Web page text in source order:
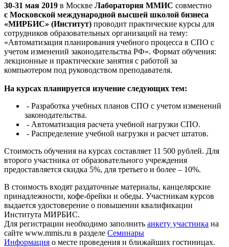
30-31 мая 2019 в Москве Лаборатория ММИС совместно
c Московской международной высшей школой бизнеса
«МИРБИС» (Институт) проводит практические курсы для
сотрудников образовательных организаций на тему:
«Автоматизация планирования учебного процесса в СПО с
учетом изменений законодательства РФ». Формат обучения:
лекционные и практические занятия с работой за
компьютером под руководством преподавателя.
На курсах планируется изучение следующих тем:
- Разработка учебных планов СПО с учетом изменений
законодательства.
- Автоматизация расчета учебной нагрузки СПО.
- Распределение учебной нагрузки и расчет штатов.
Стоимость обучения на курсах составляет 11 500 рублей. Для
второго участника от образовательного учреждения
предоставляется скидка 5%, для третьего и более – 10%.
В стоимость входят раздаточные материалы, канцелярские
принадлежности, кофе-брейки и обеды. Участникам курсов
выдается удостоверение о повышении квалификации
Института МИРБИС.
Для регистрации необходимо заполнить анкету участника на
сайте www.mmis.ru в разделе Семинары
Информация о месте проведения и ближайших гостиницах.